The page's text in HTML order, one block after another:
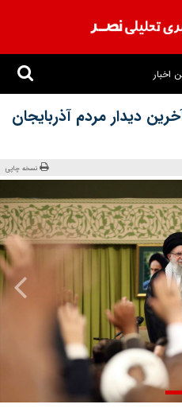
اخبار
دیدار مردم آذربایجان
نسخه چاپی